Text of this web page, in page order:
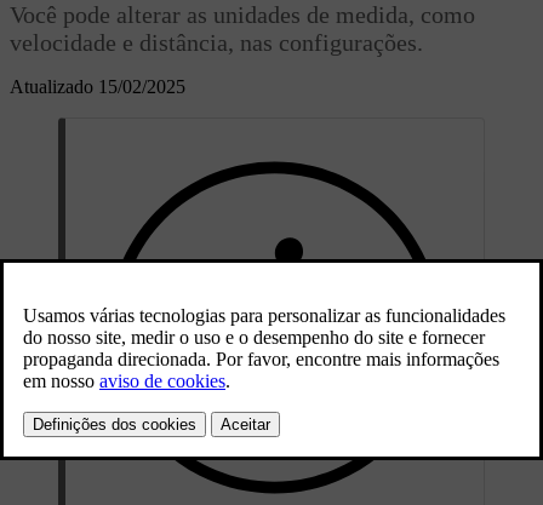
Atualizado 15/02/2025
Você pode alterar as unidades de medida, como
velocidade e distância, nas configurações.